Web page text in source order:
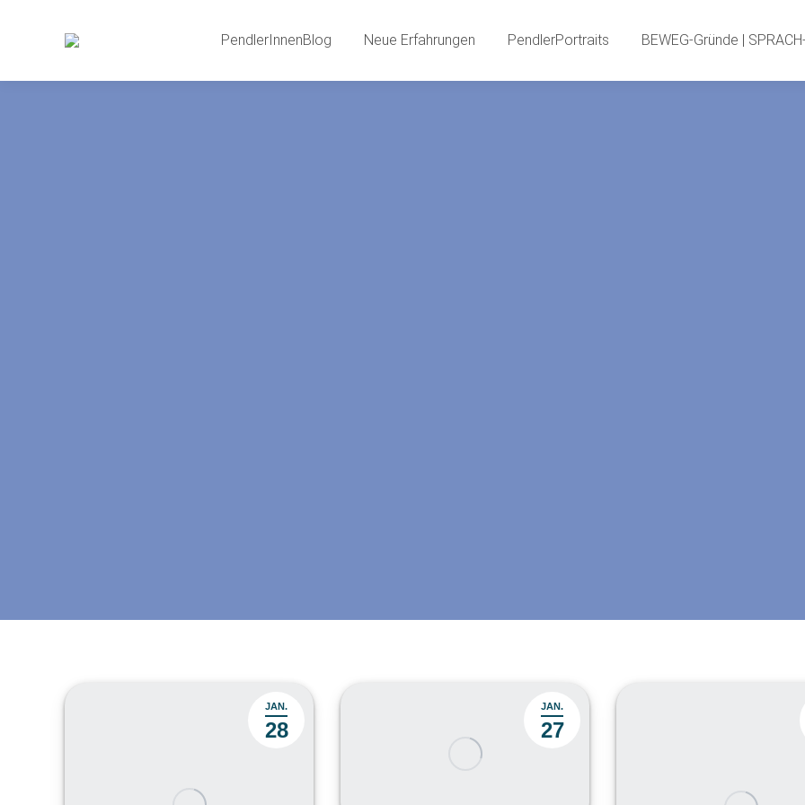
PendlerInnenBlog Neue Erfahrungen PendlerPortraits BEWEG-Gründe |
JAN.
28
JAN.
27